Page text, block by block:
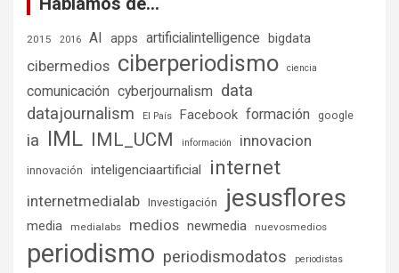
2015 2016 AI apps artificialintelligence bigdata
cibermedios ciberperiodismo ciencia
comunicación cyberjournalism data
datajournalism El País Facebook formación google
ia IML IML_UCM información innovacion
innovación inteligenciaartificial internet
internetmedialab Investigación jesusflores
media medialabs medios newmedia nuevosmedios
periodismo periodismodatos
periodistas